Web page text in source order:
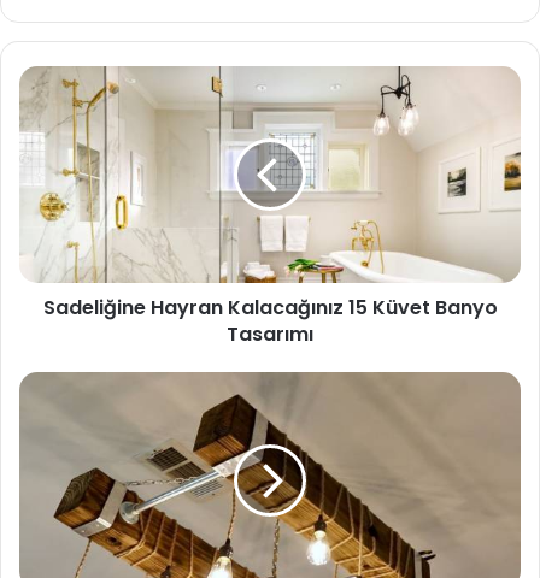
sit
esi
Sadeliğine Hayran Kalacağınız 15 Küvet Banyo
Tasarımı